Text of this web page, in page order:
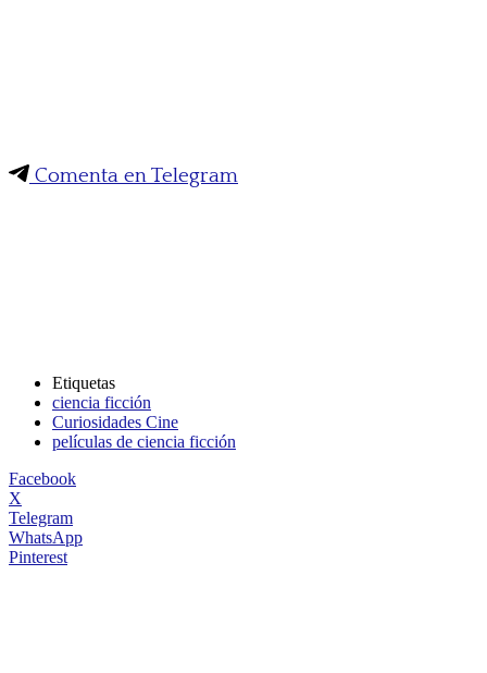
Comenta en Telegram
Etiquetas
ciencia ficción
Curiosidades Cine
películas de ciencia ficción
Facebook
X
Telegram
WhatsApp
Pinterest